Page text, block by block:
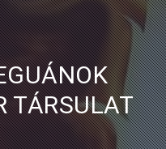
TÁRSULAT